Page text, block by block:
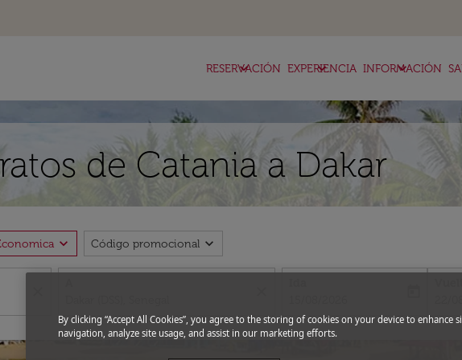
RESERVACIÓN
keyboard_arrow_down EXPERIENCIA
keyboard_arrow_down INFORMACIÓN
keyboard_arrow_down
de Catania a Dakar
expand_more Código promocional expand_more
fc-
By clicking “Accept All Cookies”, you agree to the storing of cookies on your device to enhance
navigation, analyze site usage, and assist in our marketing efforts.